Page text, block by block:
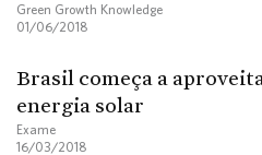
Green Growth Knowledge
01/06/2018
Brasil começa a
energia solar
Exame
16/03/2018